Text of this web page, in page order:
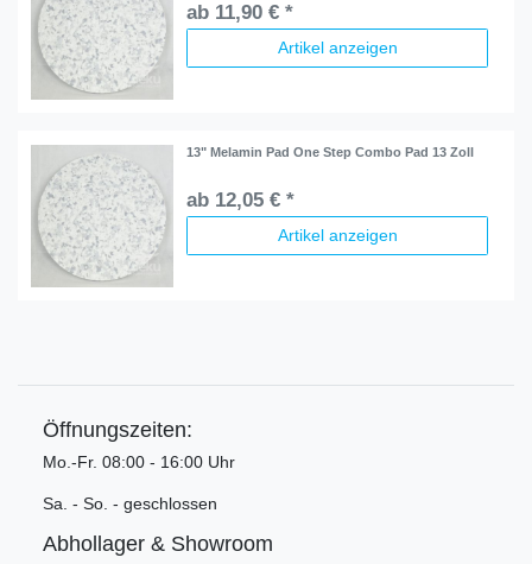
ab 11,90 € *
Artikel anzeigen
13" Melamin Pad One Step Combo Pad 13 Zoll
ab 12,05 € *
Artikel anzeigen
Öffnungszeiten:
Mo.-Fr. 08:00 - 16:00 Uhr
Sa. - So. - geschlossen
Abhollager & Showroom